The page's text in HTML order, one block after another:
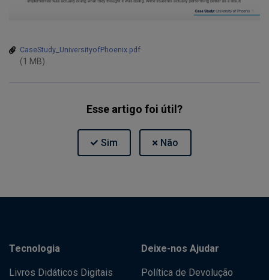
CaseStudy_UniversityofPhoenix.pdf
(1 MB)
Esse artigo foi útil?
Tecnologia
Livros Didáticos Digitais
Deixe-nos Ajudar
Política de Devolução